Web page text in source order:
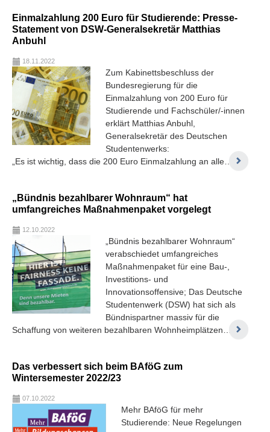
Einmalzahlung 200 Euro für Studierende: Presse-
Statement von DSW-Generalsekretär Matthias
Anbuhl
18.11.2022
Zum Kabinettsbeschluss der
Bundesregierung für die
Einmalzahlung von 200 Euro für
Studierende und Fachschüler/-innen
erklärt Matthias Anbuhl,
Generalsekretär des Deutschen
Studentenwerks:
„Es ist wichtig, dass die 200 Euro Einmalzahlung an alle…
„Bündnis bezahlbarer Wohnraum“ hat
umfangreiches Maßnahmenpaket vorgelegt
12.10.2022
„Bündnis bezahlbarer Wohnraum“
verabschiedet umfangreiches
Maßnahmenpaket für eine Bau-,
Investitions- und
Innovationsoffensive; Das Deutsche
Studentenwerk (DSW) hat sich als
Bündnispartner massiv für die
Schaffung von weiteren bezahlbaren Wohnheimplätzen…
Das verbessert sich beim BAföG zum
Wintersemester 2022/23
07.10.2022
Mehr BAföG für mehr
Studierende: Neue Regelungen